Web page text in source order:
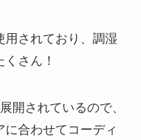
用されており、調湿
さん！
開されているので、
合わせてコーディ